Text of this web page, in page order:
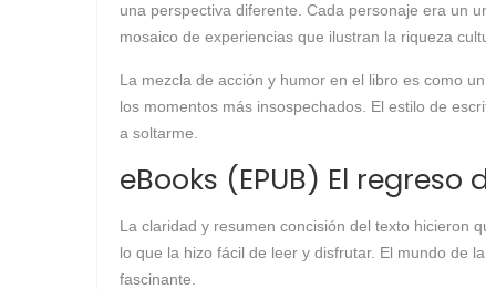
una perspectiva diferente. Cada personaje era un
mosaico de experiencias que ilustran la riqueza
La mezcla de acción y humor en el libro es como
los momentos más insospechados. El estilo de
a soltarme.
eBooks (EPUB) El
La claridad y resumen concisión del texto hicieron
lo que la hizo fácil de leer y disfrutar. El mundo de
fascinante.